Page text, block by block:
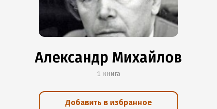
Александр Михайлов
1 книга
Добавить в избранное